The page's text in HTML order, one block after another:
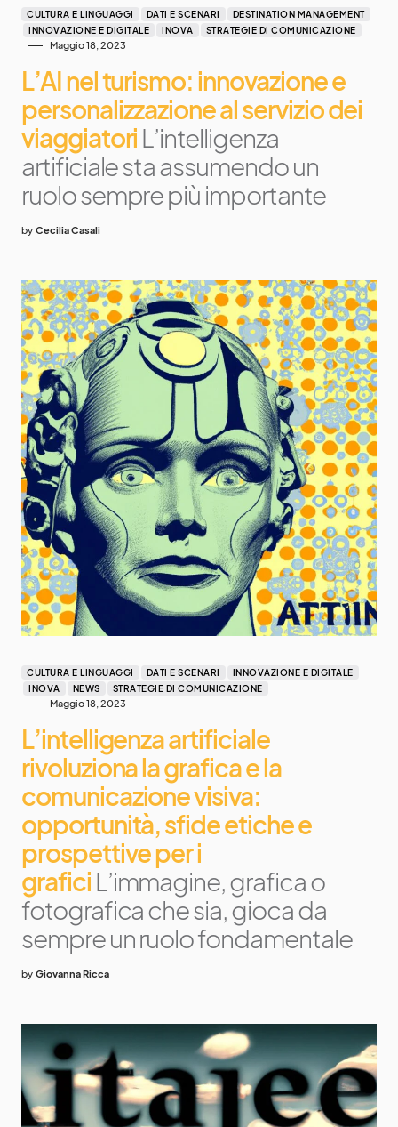
CULTURA E LINGUAGGI DATI E SCENARI
DESTINATION MANAGEMENT
INNOVAZIONE E DIGITALE
INOVA STRATEGIE DI COMUNICAZIONE
Maggio 18, 2023
L’AI nel turismo: innovazione e
personalizzazione al servizio dei
viaggiatori L’intelligenza
artificiale sta assumendo un
ruolo sempre più importante
by Cecilia Casali
CULTURA E LINGUAGGI DATI E SCENARI
INNOVAZIONE E DIGITALE
INOVA
NEWS STRATEGIE DI COMUNICAZIONE
Maggio 18, 2023
L’intelligenza artificiale
rivoluziona la grafica e la
comunicazione visiva:
opportunità, sfide etiche e
prospettive per i
grafici L’immagine, grafica o
fotografica che sia, gioca da
sempre un ruolo fondamentale
by Giovanna Ricca